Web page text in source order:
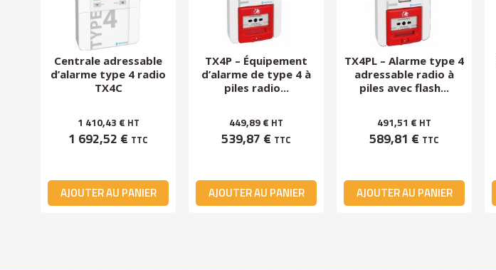
Centrale adressable
d’alarme type 4 radio
TX4C
1 410,43 € HT
1 692,52 € TTC
AJOUTER AU PANIER
TX4P – Équipement
d’alarme de type 4 à
piles radio...
449,89 € HT
539,87 € TTC
AJOUTER AU PANIER
TX4PL – Alarme type 4
adressable radio à
piles avec flash...
491,51 € HT
589,81 € TTC
AJOUTER AU PANIER